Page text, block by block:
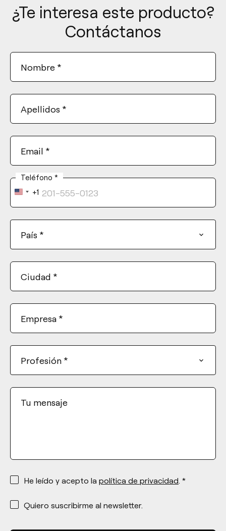
¿Te interesa este producto?
Contáctanos
Nombre *
Apellidos *
Email *
Teléfono *
United
States
+1
País *
Ciudad *
Empresa *
Profesión *
Tu mensaje
*
He leído y acepto la política de privacidad. *
*
Quiero suscribirme al newsletter.